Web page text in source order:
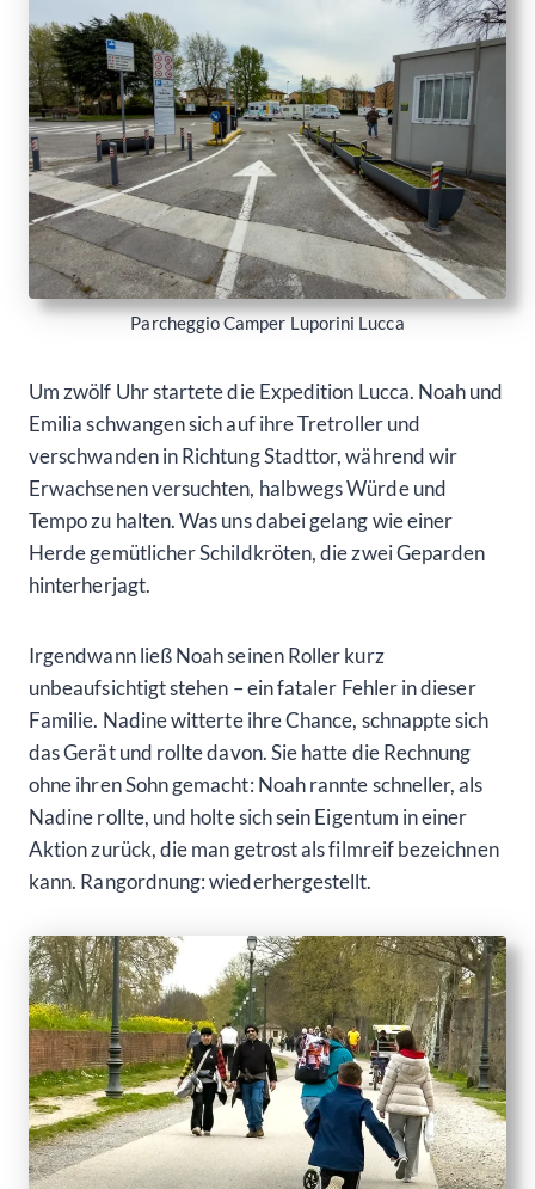
Parcheggio Camper Luporini Lucca
Um zwölf Uhr startete die Expedition Lucca. Noah und
Emilia schwangen sich auf ihre Tretroller und
verschwanden in Richtung Stadttor, während wir
Erwachsenen versuchten, halbwegs Würde und
Tempo zu halten. Was uns dabei gelang wie einer
Herde gemütlicher Schildkröten, die zwei Geparden
hinterherjagt.
Irgendwann ließ Noah seinen Roller kurz
unbeaufsichtigt stehen – ein fataler Fehler in dieser
Familie. Nadine witterte ihre Chance, schnappte sich
das Gerät und rollte davon. Sie hatte die Rechnung
ohne ihren Sohn gemacht: Noah rannte schneller, als
Nadine rollte, und holte sich sein Eigentum in einer
Aktion zurück, die man getrost als filmreif bezeichnen
kann. Rangordnung: wiederhergestellt.